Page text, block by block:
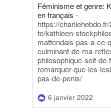
Féminisme et genre:
en français -
https://
te/kathleen-
mattendais-pas-a-ce-
culminant-de-ma-
philosophique-soit-de-
remarquer-que-les-
pas-de-penis/
6 janvier 2022